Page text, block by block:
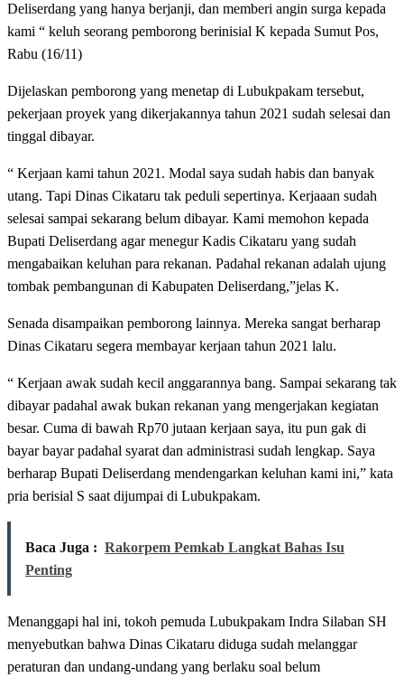
Deliserdang yang hanya berjanji, dan memberi angin surga kepada
kami “ keluh seorang pemborong berinisial K kepada Sumut Pos,
Rabu (16/11)
Dijelaskan pemborong yang menetap di Lubukpakam tersebut,
pekerjaan proyek yang dikerjakannya tahun 2021 sudah selesai dan
tinggal dibayar.
“ Kerjaan kami tahun 2021. Modal saya sudah habis dan banyak
utang. Tapi Dinas Cikataru tak peduli sepertinya. Kerjaaan sudah
selesai sampai sekarang belum dibayar. Kami memohon kepada
Bupati Deliserdang agar menegur Kadis Cikataru yang sudah
mengabaikan keluhan para rekanan. Padahal rekanan adalah ujung
tombak pembangunan di Kabupaten Deliserdang,”jelas K.
Senada disampaikan pemborong lainnya. Mereka sangat berharap
Dinas Cikataru segera membayar kerjaan tahun 2021 lalu.
“ Kerjaan awak sudah kecil anggarannya bang. Sampai sekarang tak
dibayar padahal awak bukan rekanan yang mengerjakan kegiatan
besar. Cuma di bawah Rp70 jutaan kerjaan saya, itu pun gak di
bayar bayar padahal syarat dan administrasi sudah lengkap. Saya
berharap Bupati Deliserdang mendengarkan keluhan kami ini,” kata
pria berisial S saat dijumpai di Lubukpakam.
Baca Juga : Rakorpem Pemkab Langkat Bahas Isu
Penting
Menanggapi hal ini, tokoh pemuda Lubukpakam Indra Silaban SH
menyebutkan bahwa Dinas Cikataru diduga sudah melanggar
peraturan dan undang-undang yang berlaku soal belum